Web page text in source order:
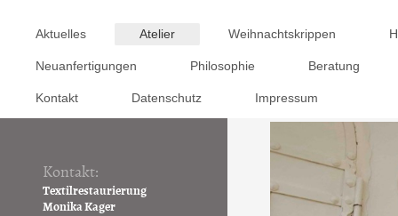
Aktuelles Atelier Weihnachtskrippen
Neuanfertigungen Philosophie Beratung
Kontakt Datenschutz Impressum
Kontakt:
Textilrestaurierung
Monika Kager